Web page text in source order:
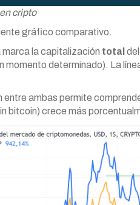
cripto
gráfico comparativo.
marca la capitalización total
momento determinado). La
entre ambas permite
bitcoin) crece más